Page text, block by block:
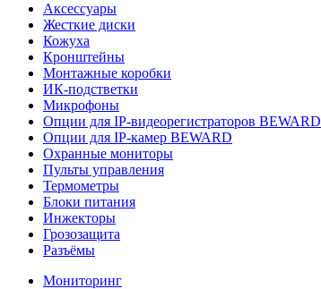
Аксессуары
Жесткие диски
Кожуха
Кронштейны
Монтажные коробки
ИК-подстветки
Микрофоны
Опции для IP-видеорегистраторов BEWARD
Опции для IP-камер BEWARD
Охранные мониторы
Пульты управления
Термометры
Блоки питания
Инжекторы
Грозозащита
Разъёмы
Мониторинг